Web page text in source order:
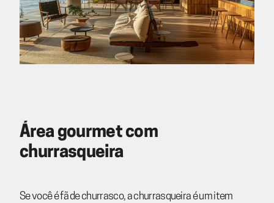
Área gourmet com
churrasqueira
Se você é fã de churrasco, a churrasqueira é um item